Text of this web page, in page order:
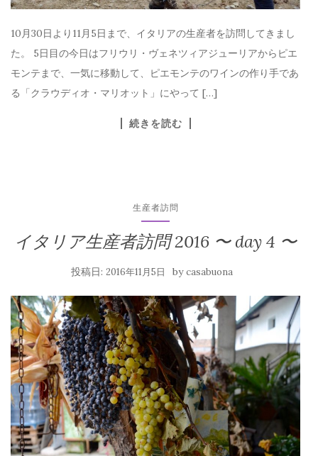
10月30日より11月5日まで、イタリアの生産者を訪問してきまし
た。 5日目の今日はフリウリ・ヴェネツィアジューリアからピエ
モンテまで、一気に移動して、ピエモンテのワインの作り手であ
る「クラウディオ・マリオット」にやって […]
続きを読む
生産者訪問
イタリア生産者訪問 2016 〜 day 4 〜
投稿日: 2016年11月5日 bycasabuona